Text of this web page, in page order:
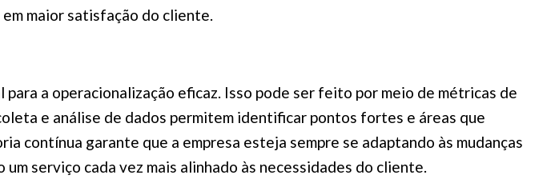
maior satisfação do cliente.
a operacionalização eficaz. Isso pode ser feito por meio de métricas de
e análise de dados permitem identificar pontos fortes e áreas que
contínua garante que a empresa esteja sempre se adaptando às mudanças
serviço cada vez mais alinhado às necessidades do cliente.